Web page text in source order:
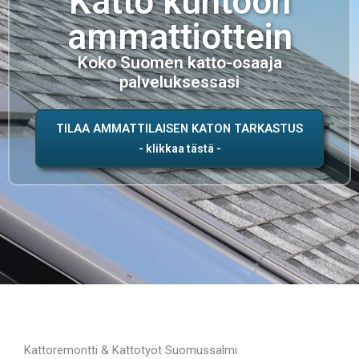
ammattiottein
Koko Suomen katto-osaaja
palveluksessasi
TILAA AMMATTILAISEN KATON TARKASTUS
Kattoremontti & Kattotyöt Suomussalmi